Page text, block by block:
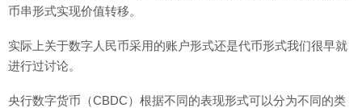
币串形式实现价值转移。
实际上关于数字人民币采用的账户形式还是代币形式我们很早就
进行过讨论。
央行数字货币（CBDC）根据不同的表现形式可以分为不同的类